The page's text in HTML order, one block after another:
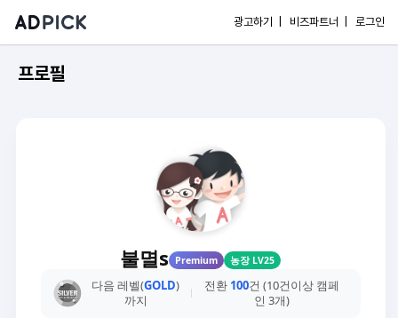
광고하기 | 비즈파트너 | 로그인
프로필
불멸s Premium 농장 LV25
다음 레벨(GOLD)
까지
전환 100건 (10건이상 캠페
인 3개)